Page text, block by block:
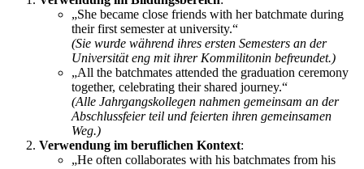
„She became close friends with her batchmate during
their first semester at university.“
(Sie wurde während ihres ersten Semesters an der
Universität eng mit ihrer Kommilitonin befreundet.)
„All the batchmates attended the graduation ceremony
together, celebrating their shared journey.“
(Alle Jahrgangskollegen nahmen gemeinsam an der
Abschlussfeier teil und feierten ihren gemeinsamen
Weg.)
Verwendung im beruflichen Kontext:
„He often collaborates with his batchmates from his